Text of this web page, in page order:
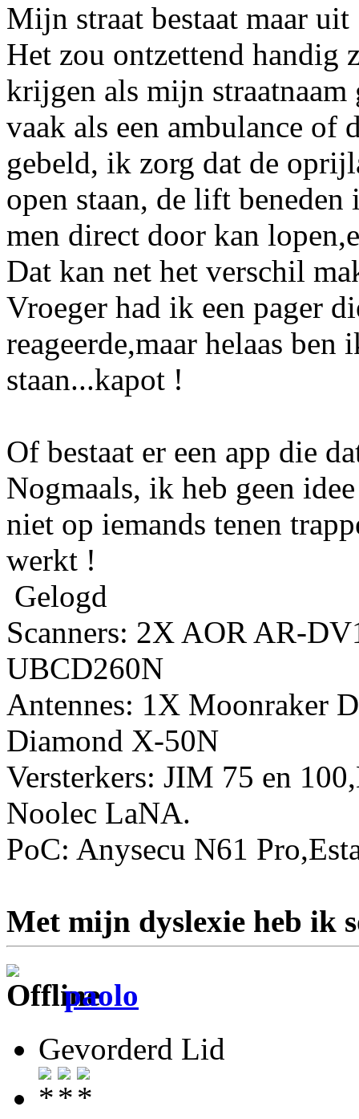
Mijn straat bestaat maar
Het zou ontzettend handig
krijgen als mijn
vaak als een ambulance of
gebeld, ik zorg dat de
open staan, de lift beneden
men direct door kan
Dat kan net het verschil
Vroeger had ik een pager
reageerde,maar helaas ben
staan...kapot !
Of bestaat er een app die
Nogmaals, ik heb geen
niet op iemands tenen
werkt !
Gelogd
Scanners: 2X AOR AR-
UBCD260N
Antennes: 1X Moonraker
Diamond X-50N
Versterkers: JIM 75 en
Noolec LaNA.
PoC: Anysecu N61
Met mijn dyslexie heb ik
paolo
Gevorderd Lid